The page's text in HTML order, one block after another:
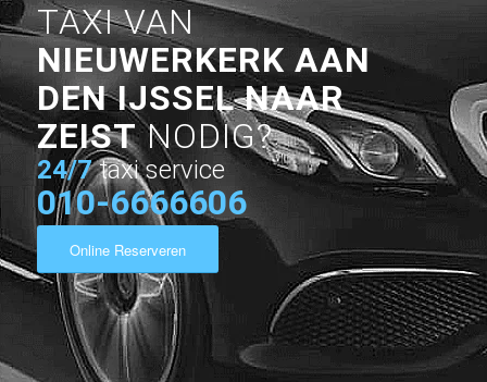
TAXI VAN
NIEUWERKERK AAN
DEN IJSSEL NAAR
ZEISTNODIG?
24/7 taxi service
010-6666606
Online Reserveren